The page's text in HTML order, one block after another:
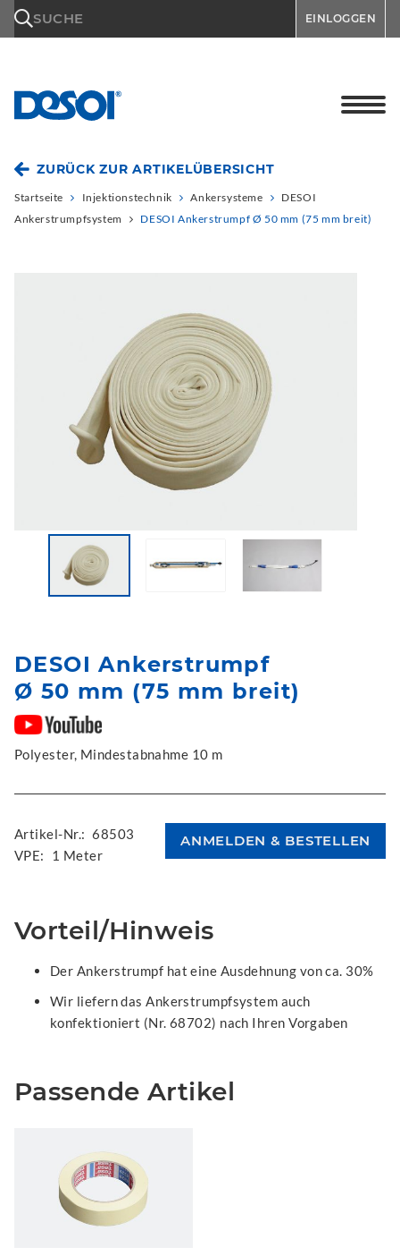
SUCHE EINLOGGEN
ZURÜCK ZUR ARTIKELÜBERSICHT
Startseite Injektionstechnik Ankersysteme
DESOI
Ankerstrumpfsystem
DESOI Ankerstrumpf Ø 50 mm (75 mm breit)
DESOI Ankerstrumpf
Ø 50 mm (75 mm breit)
Polyester, Mindestabnahme 10 m
Artikel-Nr.: 68503
VPE:
1 Meter
Vorteil/Hinweis
Der Ankerstrumpf hat eine Ausdehnung von ca. 30%
Wir liefern das Ankerstrumpfsystem auch
konfektioniert (Nr. 68702) nach Ihren Vorgaben
Passende Artikel